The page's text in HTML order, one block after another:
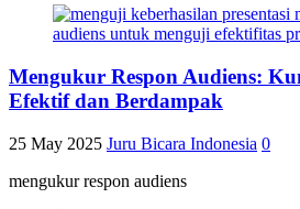
Mengukur Respon Audiens:
Efektif dan Berdampak
25 May 2025 Juru Bicara Indonesia 0
mengukur respon audiens